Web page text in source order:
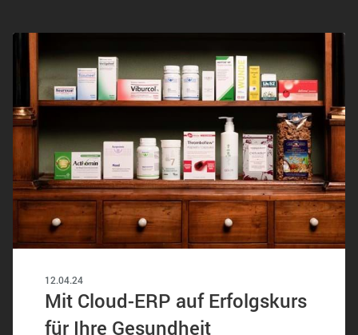
12.04.24
Mit Cloud-ERP auf Erfolgskurs
für Ihre Gesundheit